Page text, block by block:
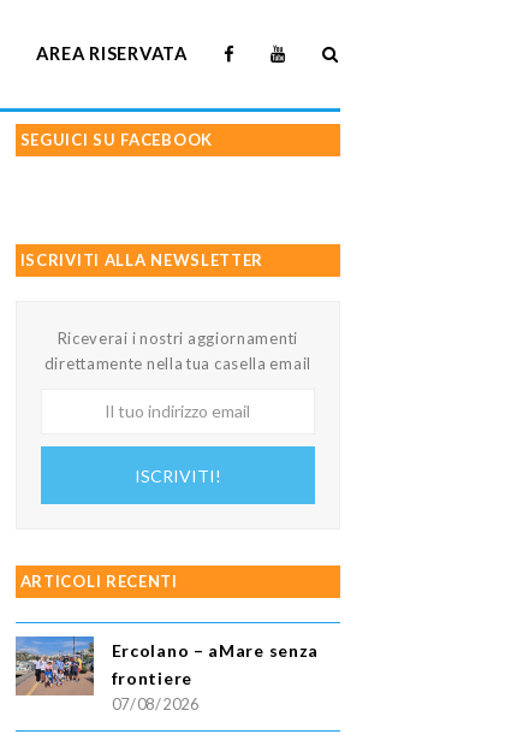
AREA RISERVATA
SEGUICI SU FACEBOOK
ISCRIVITI ALLA NEWSLETTER
Riceverai i nostri aggiornamenti
direttamente nella tua casella email
ISCRIVITI!
ARTICOLI RECENTI
Ercolano – aMare senza
frontiere
07/08/2026